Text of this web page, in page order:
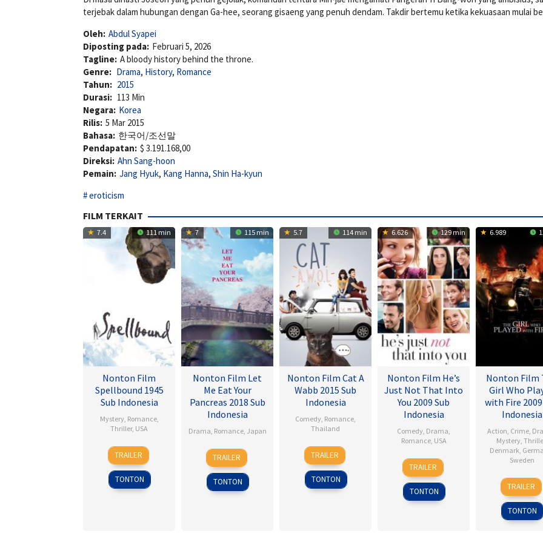
terjebak dalam hubungan dengan Ga-hee, seorang gisaeng yang penuh dendam. Takdir bertemu ketika kekuasaan mulai
Oleh: Abdul Syapei
Diposting pada: Februari 5, 2026
Tagline: A bloody history behind the throne.
Genre: Drama, History, Romance
Tahun: 2015
Durasi: 113 Min
Negara: Korea
Rilis: 5 Mar 2015
Bahasa: 한국어/조선말
Pendapatan: $ 3.191.168,00
Direksi: Ahn Sang-hoon
Pemain: Jang Hyuk, Kang Hanna, Shin Ha-kyun
eroticism
FILM TERKAIT
7.4 111 min
Nonton Film
Spellbound 1945
Sub Indonesia
Mystery, Romance,
Thriller, USA
8
Nov
1945
Alfred
Hitchcock
TRAILER
TONTON
7 115 min
Nonton Film Let
Me Eat Your
Pancreas 2018 Sub
Indonesia
Drama Romance, Japan
28
Jul
2017
Sho
Tsukikawa
TRAILER
TONTON
5.7 114 min
Nonton Film Cat A
Wabb 2015 Sub
Indonesia
Comedy Romance
Thailand
4
Mar
2015
Nareubadee
Wetchakam
TRAILER
TONTON
6.626 129 min
Nonton Film He’s
Just Not That Into
You 2009 Sub
Indonesia
Comedy Drama
Romance, USA
6
Feb
2009
Ken
Kwapis
TRAILER
TONTON
6.989
Nonton Film
Girl Who
with Fire
Indonesia
Action Crime
Mystery
Denmark
Sweden
18
Sep
2009
TRAILER
TONTON